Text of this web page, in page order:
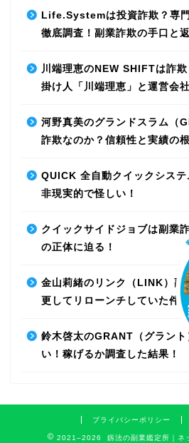
Life.Systemは投資詐欺？専
徹底調査！副業詐欺の手口と
川端理恵のNEW SHIFTは詐
掛け人「川端理恵」と運営会
河野真美のグランドスラム（
詐欺なのか？信頼性と実績の
QUICK 全自動クイックシステ
非現実的で怪しい！
クイックサイドジョブは副業
の正体に迫る！
金山莉緒のリンク（LINK）副
更してリローンチしていた件
鈴木啓太のGRANT（グラン
い！稼げるか調査した結果！
プライバシーポリシー
2021–2026 釼法の副業鑑定所｜ネ